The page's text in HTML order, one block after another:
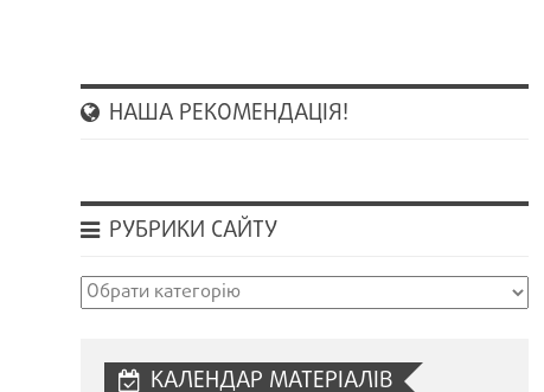
НАША РЕКОМЕНДАЦІЯ!
РУБРИКИ САЙТУ
Рубрики
КАЛЕНДАР МАТЕРІАЛІВ